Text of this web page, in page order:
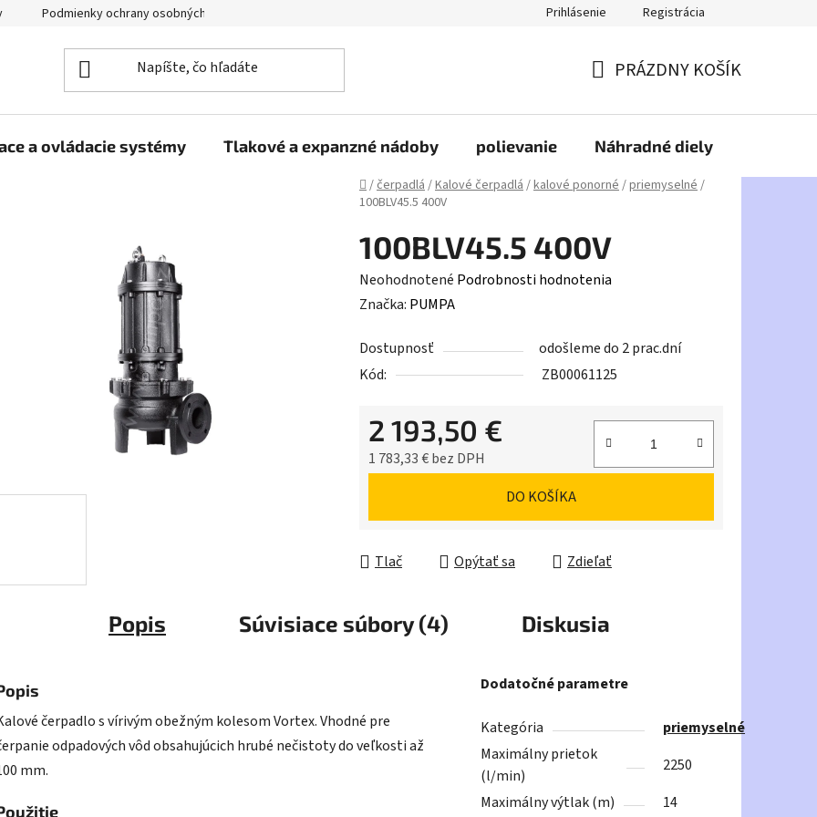
Podmienky ochrany osobných údajov Prihlásenie Registrácia
KOŠÍK
PRÁZDNY KOŠÍK
a ovládacie systémy Tlakové a expanzné nádoby polievanie Náhradné diely
Domov
/čerpadlá/Kalové čerpadlá/kalové ponorné/priemyselné/
100BLV45.5 400V
100BLV45.5 400V
Priemerné
hodnotenie
je
0,0
hviezdičiek.
Neohodnotené Podrobnosti hodnotenia
Značka: PUMPA
Dostupnosť
odošleme do 2 prac.dní
Kód:
ZB00061125
2 193,50 €
1 783,33 € bez DPH
DO KOŠÍKA
Tlač Opýtať sa Zdieľať
Popis Súvisiace súbory (4) Diskusia
čerpadlo s vírivým obežným kolesom Vortex. Vhodné pre
odpadových vôd obsahujúcich hrubé nečistoty do veľkosti až
mm.
Dodatočné parametre
Kategória
priemyselné
Maximálny prietok
(l/min)
2250
Maximálny výtlak (m)
14